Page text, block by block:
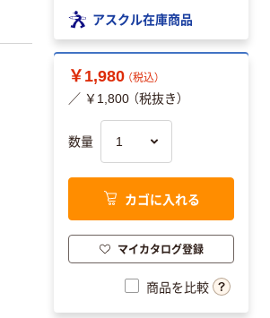
アスクル在庫商品
￥1,980 （税込）
／ ￥1,800 （税抜き）
数量
カゴに入れる
マイカタログ登録
商品を比較